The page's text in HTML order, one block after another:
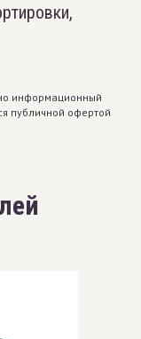
информационный
публичной офертой